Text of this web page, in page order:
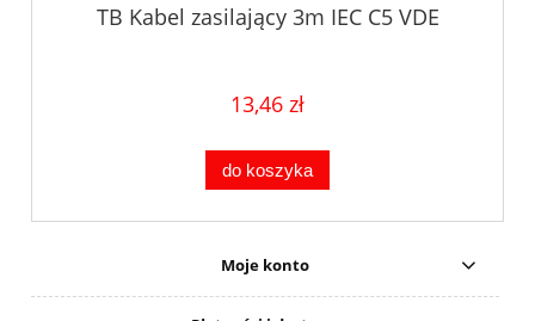
TB Kabel zasilający 3m IEC C5 VDE
13,46 zł
do koszyka
Moje konto